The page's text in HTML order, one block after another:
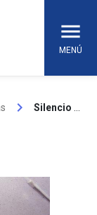
MENÚ
keyboard_arrow_right